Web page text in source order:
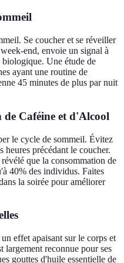
Se coucher et se réveiller
end, envoie un signal à
Une étude de
ayant une routine de
45 minutes de plus par nuit
Caféine et d'Alcool
le cycle de sommeil. Évitez
heures précédant le coucher.
révélé que la consommation de
40% des individus. Faites
la soirée pour améliorer
effet apaisant sur le corps et
largement reconnue pour ses
gouttes d'huile essentielle de